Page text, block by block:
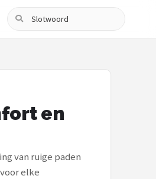
Zoeken
en
van ruige paden
elke